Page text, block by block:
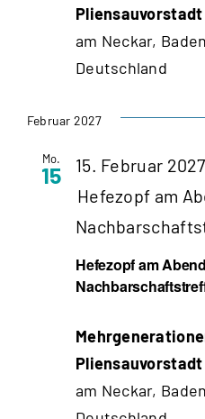
Pliensauvorstadt
am Neckar,
Deutschland
Februar 2027
Mo.
15
Hefezopf am
15. Februar
Hefezopf am
Pliensauvorstadt
am Neckar,